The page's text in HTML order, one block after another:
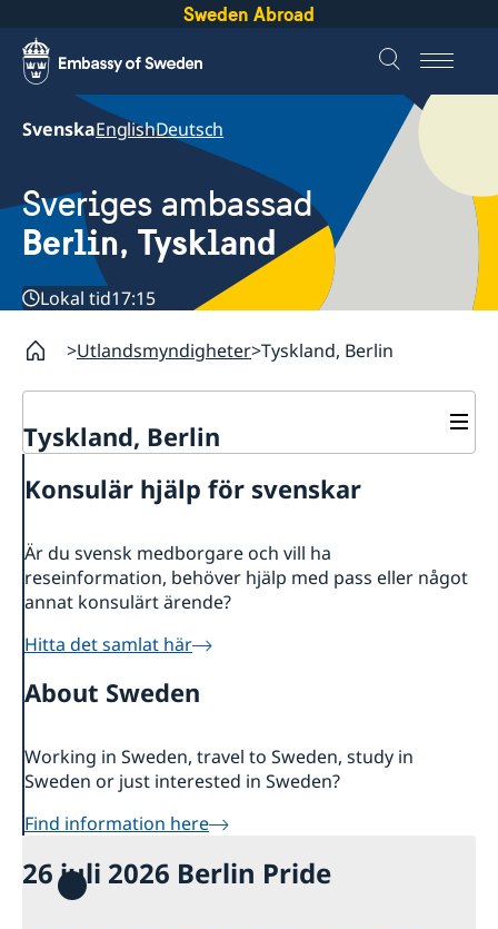
Sweden Abroad
SvenskaEnglishDeutsch
Sveriges ambassad
Berlin, Tyskland
Lokal tid17:15
Utlandsmyndigheter Tyskland, Berlin
Tyskland, Berlin
Ändrade öppettider
Reseinformation till svenskar
Lediga tjänster
Kontakt & öppettider
Våra konsulat
Presskontakter
Om oss
Sverige i Tyskland
Svensk- och engelsktalande advokater i Tyskland
Svenska kyrkor
Svenskar i världen
Så stöttar vi svenska företag
Anmäl handelshinder
Team Sweden i Tyskland
Konsulär hjälp för svenskar
Är du svensk medborgare och vill ha
reseinformation, behöver hjälp med pass eller något
annat konsulärt ärende?
Hitta det samlat här
About Sweden
Working in Sweden, travel to Sweden, study in
Sweden or just interested in Sweden?
Find information here
26 juli 2026 Berlin Pride